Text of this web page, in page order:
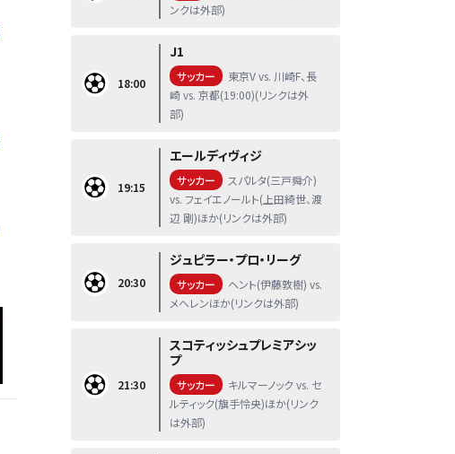
ンクは外部)
18:00
J1
サッカー
東京V vs. 川崎F、長
崎 vs. 京都(19:00)(リンクは外
部)
19:15
エールディヴィジ
サッカー
スパルタ(三戸舜介)
vs. フェイエノールト(上田綺世、渡
辺 剛)ほか(リンクは外部)
20:30
ジュピラー・プロ・リーグ
サッカー
ヘント(伊藤敦樹) vs.
メヘレンほか(リンクは外部)
21:30
スコティッシュプレミアシッ
プ
サッカー
キルマーノック vs. セ
ルティック(旗手怜央)ほか(リンク
は外部)